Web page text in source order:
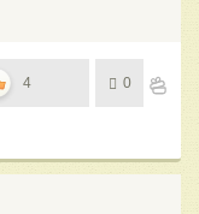
4 0